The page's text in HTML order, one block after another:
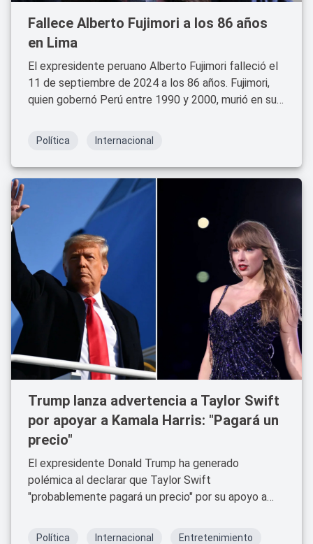
Fallece Alberto Fujimori a los 86 años
en Lima
El expresidente peruano Alberto Fujimori falleció el
11 de septiembre de 2024 a los 86 años. Fujimori,
quien gobernó Perú entre 1990 y 2000, murió en su
Fujimori y sus nietas.
Política Internacional
Trump lanza advertencia a Taylor Swift
por apoyar a Kamala Harris: "Pagará un
precio"
El expresidente Donald Trump ha generado
polémica al declarar que Taylor Swift
"probablemente pagará un precio" por su apoyo a
2024.
Política Internacional Entretenimiento